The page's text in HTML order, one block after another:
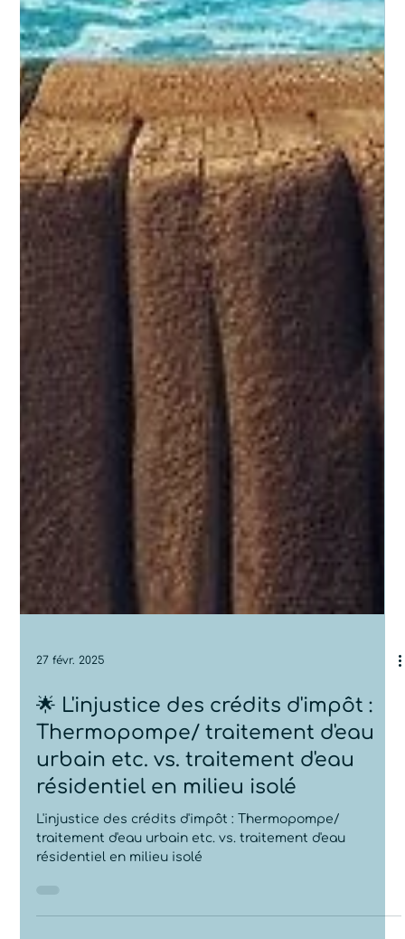
27 févr. 2025
🌟 L'injustice des crédits d'impôt :
Thermopompe/ traitement d'eau
urbain etc. vs. traitement d'eau
résidentiel en milieu isolé
L'injustice des crédits d'impôt : Thermopompe/